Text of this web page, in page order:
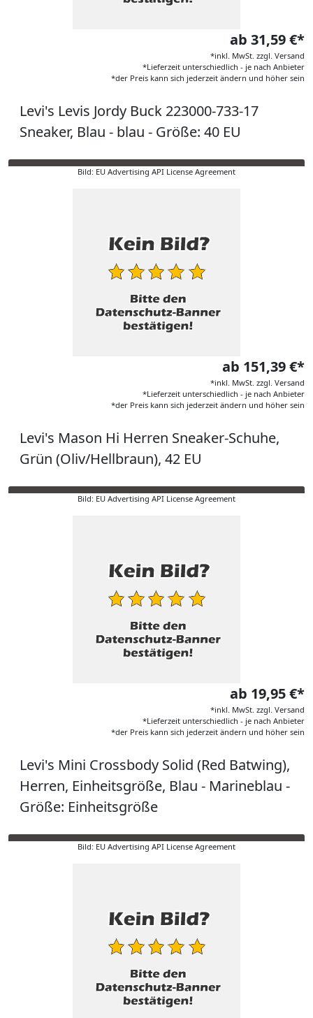
ab 31,59 €*
*inkl. MwSt. zzgl. Versand
*Lieferzeit unterschiedlich - je nach Anbieter
*der Preis kann sich jederzeit ändern und höher sein
Levi's Levis Jordy Buck 223000-733-17
Sneaker, Blau - blau - Größe: 40 EU
Bild: EU Advertising API License Agreement
ab 151,39 €*
*inkl. MwSt. zzgl. Versand
*Lieferzeit unterschiedlich - je nach Anbieter
*der Preis kann sich jederzeit ändern und höher sein
Levi's Mason Hi Herren Sneaker-Schuhe,
Grün (Oliv/Hellbraun), 42 EU
Bild: EU Advertising API License Agreement
ab 19,95 €*
*inkl. MwSt. zzgl. Versand
*Lieferzeit unterschiedlich - je nach Anbieter
*der Preis kann sich jederzeit ändern und höher sein
Levi's Mini Crossbody Solid (Red Batwing),
Herren, Einheitsgröße, Blau - Marineblau -
Größe: Einheitsgröße
Bild: EU Advertising API License Agreement